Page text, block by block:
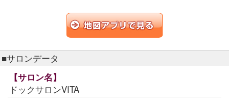
■サロンデータ
【サロン名】
ドックサロンVITA